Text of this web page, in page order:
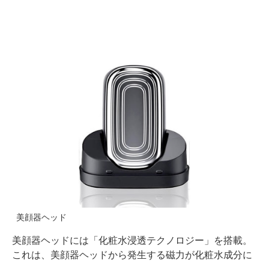
美顔器ヘッド
美顔器ヘッドには「化粧水浸透テクノロジー」を搭載。
これは、美顔器ヘッドから発生する磁力が化粧水成分に